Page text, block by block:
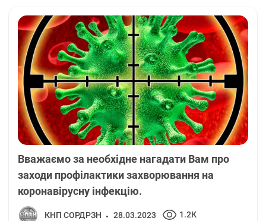
Вважаємо за необхідне нагадати Вам про
заходи профілактики захворювання на
коронавірусну інфекцію.
КНП СОРДРЗН 28.03.2023 1.2К